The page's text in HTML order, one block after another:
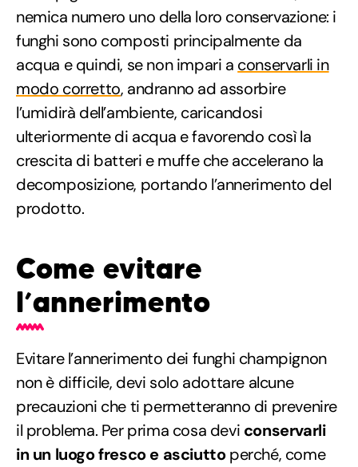
nemica numero uno della loro conservazione: i
funghi sono composti principalmente da
acqua e quindi, se non impari a conservarli in
modo corretto, andranno ad assorbire
l’umidirà dell’ambiente, caricandosi
ulteriormente di acqua e favorendo così la
crescita di batteri e muffe che accelerano la
decomposizione, portando l’annerimento del
prodotto.
Come evitare
l’annerimento
Evitare l’annerimento dei funghi champignon
non è difficile, devi solo adottare alcune
precauzioni che ti permetteranno di prevenire
il problema. Per prima cosa devi conservarli
in un luogo fresco e asciuttoperché, come